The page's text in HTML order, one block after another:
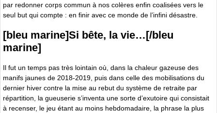
par redonner corps commun à nos colères enfin coalisées vers le
seul but qui compte : en finir avec ce monde de l’infini désastre.
[bleu marine]Si bête, la vie…[/bleu
marine]
Il fut un temps pas très lointain où, dans la chaleur gazeuse des
manifs jaunes de 2018-2019, puis dans celle des mobilisations du
dernier hiver contre la mise au rebut du système de retraite par
répartition, la gueuserie s’inventa une sorte d’exutoire qui consistait
à recenser, le jeu étant au moins hebdomadaire, la phrase la plus